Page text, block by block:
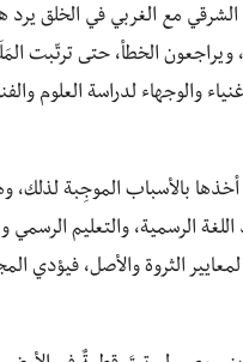
الشرقي مع الغربي في الخلق
الخطأ، حتى ترتّبت
والوجهاء لدراسة العلوم
بالأسباب الموجِبة لذلك،
الرسمية، والتعليم الرسمي
الثروة والأصل، فيؤدي